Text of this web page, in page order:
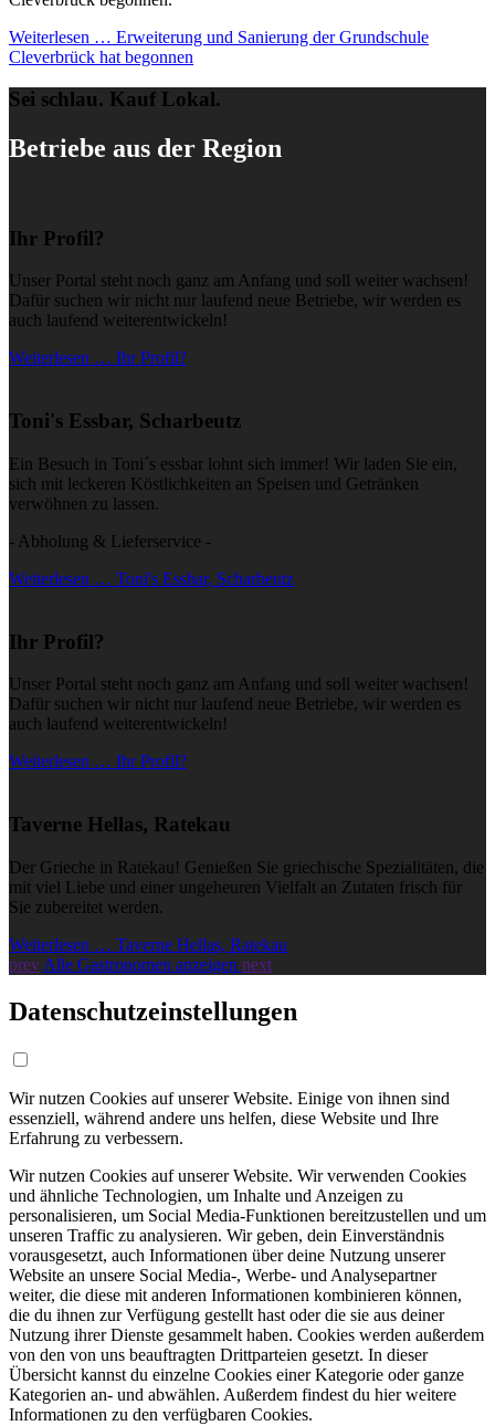
Weiterlesen … Erweiterung und Sanierung der Grundschule
Cleverbrück hat begonnen
Sei schlau. Kauf Lokal.
Betriebe aus der Region
Ihr Profil?
Unser Portal steht noch ganz am Anfang und soll weiter wachsen!
Dafür suchen wir nicht nur laufend neue Betriebe, wir werden es
auch laufend weiterentwickeln!
Weiterlesen … Ihr Profil?
Toni's Essbar, Scharbeutz
Ein Besuch in Toni´s essbar lohnt sich immer! Wir laden Sie ein,
sich mit leckeren Köstlichkeiten an Speisen und Getränken
verwöhnen zu lassen.
- Abholung & Lieferservice -
Weiterlesen … Toni's Essbar, Scharbeutz
Ihr Profil?
Unser Portal steht noch ganz am Anfang und soll weiter wachsen!
Dafür suchen wir nicht nur laufend neue Betriebe, wir werden es
auch laufend weiterentwickeln!
Weiterlesen … Ihr Profil?
Taverne Hellas, Ratekau
Der Grieche in Ratekau! Genießen Sie griechische Spezialitäten, die
mit viel Liebe und einer ungeheuren Vielfalt an Zutaten frisch für
Sie zubereitet werden.
Weiterlesen … Taverne Hellas, Ratekau
prev Alle Gastronomen anzeigen next
Datenschutzeinstellungen
Wir nutzen Cookies auf unserer Website. Einige von ihnen sind
essenziell, während andere uns helfen, diese Website und Ihre
Erfahrung zu verbessern.
Wir nutzen Cookies auf unserer Website. Wir verwenden Cookies
und ähnliche Technologien, um Inhalte und Anzeigen zu
personalisieren, um Social Media-Funktionen bereitzustellen und um
unseren Traffic zu analysieren. Wir geben, dein Einverständnis
vorausgesetzt, auch Informationen über deine Nutzung unserer
Website an unsere Social Media-, Werbe- und Analysepartner
weiter, die diese mit anderen Informationen kombinieren können,
die du ihnen zur Verfügung gestellt hast oder die sie aus deiner
Nutzung ihrer Dienste gesammelt haben. Cookies werden außerdem
von den von uns beauftragten Drittparteien gesetzt. In dieser
Übersicht kannst du einzelne Cookies einer Kategorie oder ganze
Kategorien an- und abwählen. Außerdem findest du hier weitere
Informationen zu den verfügbaren Cookies.